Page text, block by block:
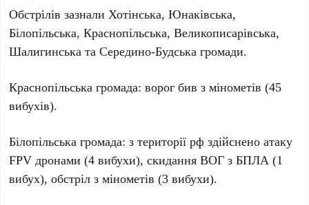
Обстрілів зазнали Хотінська, Юнаківська,
Білопільська, Краснопільська, Великописарівська,
Шалигинська та Середино-Будська громади.
Краснопільська громада: ворог бив з мінометів (45
вибухів).
Білопільська громада: з території рф здійснено атаку
FPV дронами (4 вибухи), скидання ВОГ з БПЛА (1
вибух), обстріл з мінометів (3 вибухи).